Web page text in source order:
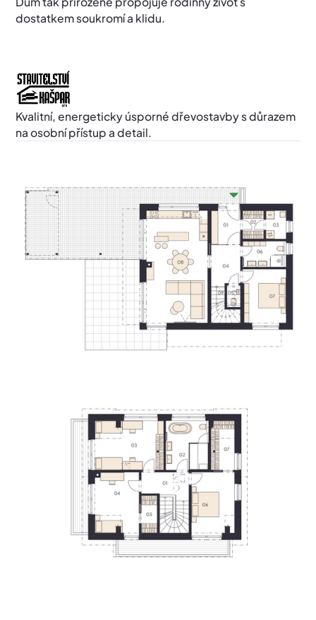
dostatkem soukromí a klidu.
Kvalitní, energeticky úsporné dřevostavby s důrazem
na osobní přístup a detail.